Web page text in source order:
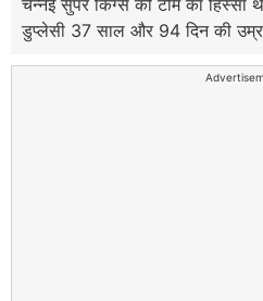
डुप्लेसी 37 साल और 94 दिन की